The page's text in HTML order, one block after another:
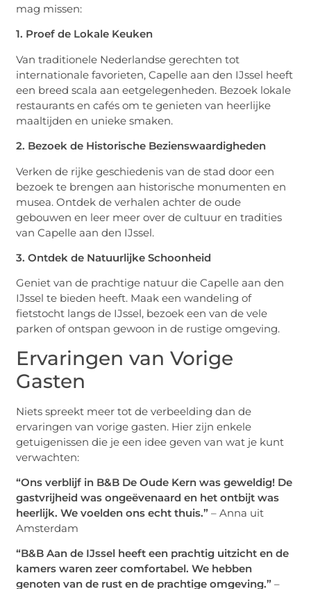
mag missen:
1. Proef de Lokale Keuken
Van traditionele Nederlandse gerechten tot
internationale favorieten, Capelle aan den IJssel heeft
een breed scala aan eetgelegenheden. Bezoek lokale
restaurants en cafés om te genieten van heerlijke
maaltijden en unieke smaken.
2. Bezoek de Historische Bezienswaardigheden
Verken de rijke geschiedenis van de stad door een
bezoek te brengen aan historische monumenten en
musea. Ontdek de verhalen achter de oude
gebouwen en leer meer over de cultuur en tradities
van Capelle aan den IJssel.
3. Ontdek de Natuurlijke Schoonheid
Geniet van de prachtige natuur die Capelle aan den
IJssel te bieden heeft. Maak een wandeling of
fietstocht langs de IJssel, bezoek een van de vele
parken of ontspan gewoon in de rustige omgeving.
Ervaringen van Vorige
Gasten
Niets spreekt meer tot de verbeelding dan de
ervaringen van vorige gasten. Hier zijn enkele
getuigenissen die je een idee geven van wat je kunt
verwachten:
“Ons verblijf in B&B De Oude Kern was geweldig! De
gastvrijheid was ongeëvenaard en het ontbijt was
heerlijk. We voelden ons echt thuis.” – Anna uit
Amsterdam
“B&B Aan de IJssel heeft een prachtig uitzicht en de
kamers waren zeer comfortabel. We hebben
genoten van de rust en de prachtige omgeving.” –